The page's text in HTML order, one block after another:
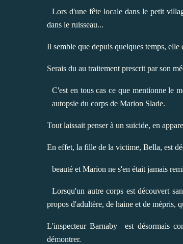
Lors d'une fête locale dans le petit
dans le ruisseau...
Il semble que depuis quelques temps, elle
Serais du au traitement prescrit par son
C'est en tous cas ce que mentionne le
autopsie du corps de Marion Slade.
Tout laissait penser à un suicide, en
En effet, la fille de la victime, Bella, est
beauté et Marion ne s'en était jamais
Lorsqu'un autre corps est découvert
propos d'adultère, de haine et de mépris,
L'inspecteur Barnaby est désormais
démontrer.